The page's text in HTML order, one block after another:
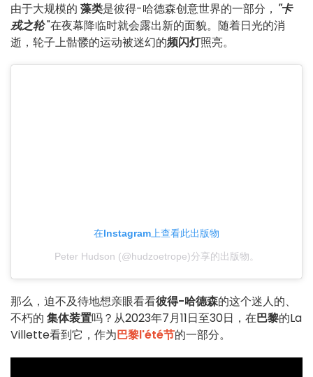
由于大规模的 藻类是彼得-哈德森创意世界的一部分， "卡
戎之轮"在夜幕降临时就会露出新的面貌。随着日光的消
逝，轮子上骷髅的运动被迷幻的频闪灯照亮。
在Instagram上查看此出版物
Peter Hudson (@hudzoetrope)分享的出版物。
那么，迫不及待地想亲眼看看彼得-哈德森的这个迷人的、
不朽的 集体装置吗？从2023年7月11日至30日，在巴黎的La
Villette看到它，作为巴黎l'été节的一部分。